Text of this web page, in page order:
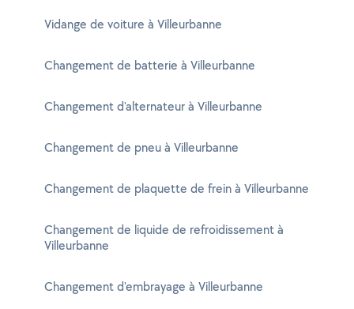
Vidange de voiture à Villeurbanne
Changement de batterie à Villeurbanne
Changement d'alternateur à Villeurbanne
Changement de pneu à Villeurbanne
Changement de plaquette de frein à Villeurbanne
Changement de liquide de refroidissement à
Villeurbanne
Changement d'embrayage à Villeurbanne